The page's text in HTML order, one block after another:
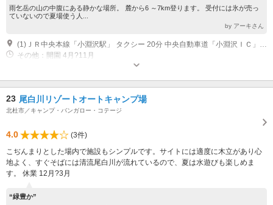
雨乞岳の山の中腹にある静かな場所。 麓から6 ～7km登ります。 受付には氷が売っ
ていないので夏場使う人...
by アーキさん
その他：開園 4月?11月
23 尾白川リゾートオートキャンプ場
北杜市／キャンプ・バンガロー・コテージ
4.0
(3件)
こぢんまりとした場内で施設もシンプルです。サイトには適度に木立があり心
地よく、すぐそばには清流尾白川が流れているので、夏は水遊びも楽しめま
す。 休業 12月?3月
“緑豊か”